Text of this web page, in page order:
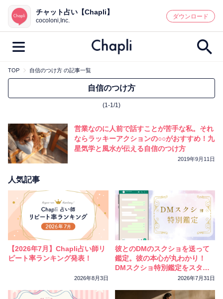
鑑定記事・占い師検索
最新記事一覧
カテゴリー別
鑑定 占い師 キャンペーン
彼の気持ち
今週の運勢 彼氏 片思い
相性 復縁
チャット占い【Chapli】
cocoloni,Inc.
ダウンロード
TOP 自信のつけ方 の記事一覧
自信のつけ方
(1-1/1)
営業なのに人前で話すことが苦手な私。それ
ならラッキーアクションの○○がおすすめ！九
星気学と風水が伝える自信のつけ方
2019年9月11日
人気記事
【2026年7月】Chapli占い師リ
ピート率ランキング発表！
2026年8月3日
彼とのDMのスクショを送って
鑑定。彼の本心が丸わかり！
DMスクショ特別鑑定をスター
2026年7月31日